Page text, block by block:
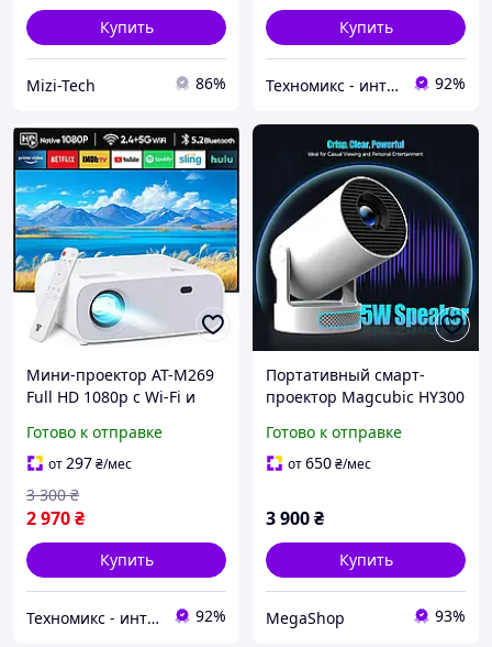
Купить
Mizi-Tech 86%
Купить
Техномикс - интернет - магазин качественной техники, электроники и других товаров для дома и работы 92%
Мини-проектор AT-M269
Full HD 1080p с Wi-Fi и
домашнего кинотеатра
510 см
Готово к отправке
от297₴/мес
2 970₴
3 300 ₴
Купить
Техномикс - интернет - магазин качественной техники, электроники и других товаров для дома и работы 92%
Портативный смарт-
проектор Magcubic HY300
Bluetooth, 720P HD с
поддержкой 4K, для
Готово к отправке
от650₴/мес
3 900₴
Купить
MegaShop 93%